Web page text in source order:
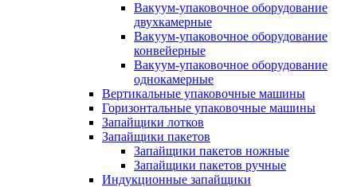
Вакуум-упаковочное оборудование
двухкамерные
Вакуум-упаковочное оборудование
конвейерные
Вакуум-упаковочное оборудование
однокамерные
Вертикальные упаковочные машины
Горизонтальные упаковочные машины
Запайщики лотков
Запайщики пакетов
Запайщики пакетов ножные
Запайщики пакетов ручные
Индукционные запайщики